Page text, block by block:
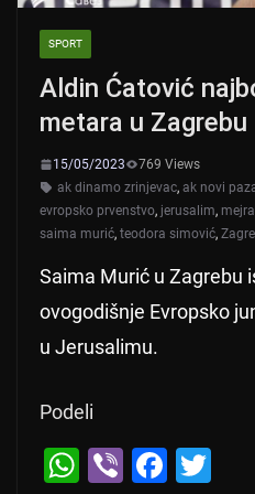
SPORT
Aldin Ćatović
metara u Zagrebu
15/05/2023
769 Views
ak dinamo zrinjevac, ak novi
evropsko prvenstvo, jerusalim,
saima murić, teodora simović,
Saima Murić u Zagrebu
ovogodišnje Evropsko
u Jerusalimu.
Podeli
W Vi F